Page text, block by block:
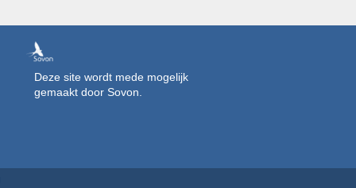
Deze site wordt mede mogelijk
gemaakt door Sovon.